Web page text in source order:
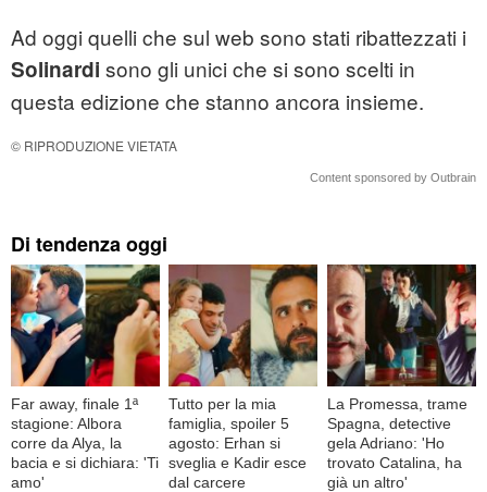
Ad oggi quelli che sul web sono stati ribattezzati i
Solinardi sono gli unici che si sono scelti in
questa edizione che stanno ancora insieme.
© RIPRODUZIONE VIETATA
Content sponsored by Outbrain
Di tendenza oggi
Far away, finale 1ª
stagione: Albora
corre da Alya, la
bacia e si dichiara: 'Ti
amo'
Tutto per la mia
famiglia, spoiler 5
agosto: Erhan si
sveglia e Kadir esce
dal carcere
La Promessa, trame
Spagna, detective
gela Adriano: 'Ho
trovato Catalina, ha
già un altro'